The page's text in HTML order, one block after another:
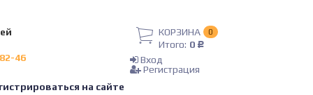
46
на сайте
КОРЗИНА 0
Итого: 0 Р
Вход
Регистрация